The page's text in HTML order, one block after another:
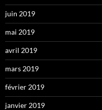
juin 2019
mai 2019
avril 2019
mars 2019
février 2019
janvier 2019